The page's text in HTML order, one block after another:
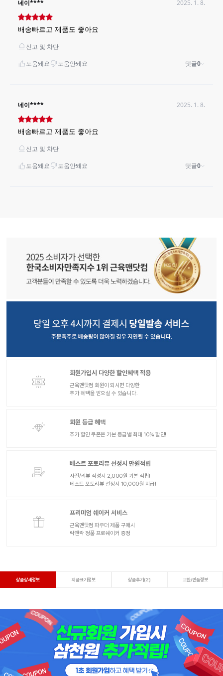
회원가입시 다양한 할인혜택 적용
근육맨닷컴 회원이 되시면 다양한
추가 혜택을 받으실 수 있습니다.
회원 등급 혜택
추가 할인 쿠폰은 기본 등급별 최대 10% 할인!
베스트 포토리뷰 선정시 만원적립
사진/리뷰 작성시 2,000원 기본 적립!
베스트 포토리뷰 선정시 10,000원 지급!
프리미엄 쉐이커 서비스
근육맨닷컴 파우더 제품 구매시
락앤락 정품 프로쉐이커 증정
상품상세정보 제품표기정보 상품후기(2) 교환/반품정보